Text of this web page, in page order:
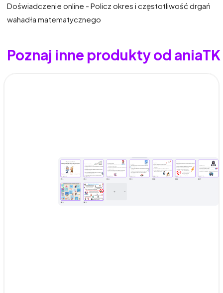
Doświadczenie online - Policz okres i częstotliwość drgań
wahadła matematycznego
Poznaj inne produkty od aniaTK